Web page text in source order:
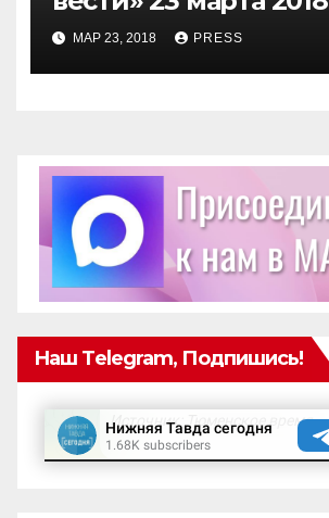
МАР 23, 2018 PRESS
Наш Telegram, Подпишись!